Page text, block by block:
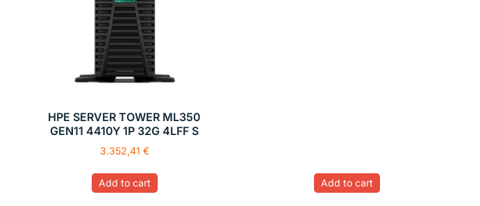
HPE SERVER TOWER ML350
GEN11 4410Y 1P 32G 4LFF S
3.352,41 €
Add to cart Add to cart